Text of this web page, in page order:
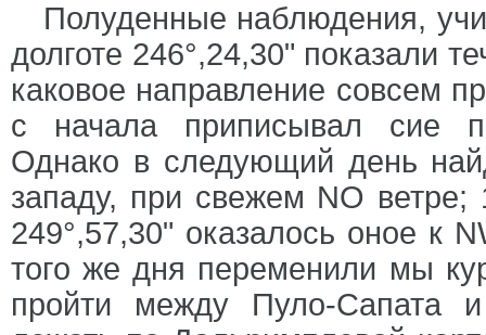
Полуденные наблюдения,
долготе 246°,24,30" показали
каковое направление совсем
с начала приписывал сие
Однако в следующий день
западу, при свежем NO ветре;
249°,57,30" оказалось оное к
того же дня переменили мы
пройти между Пуло-Сапата